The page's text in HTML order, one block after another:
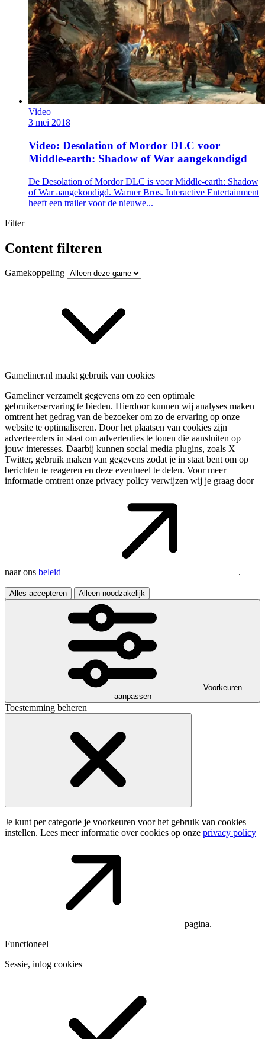
Video
3 mei 2018
Video: Desolation of Mordor DLC voor
Middle-earth: Shadow of War aangekondigd
De Desolation of Mordor DLC is voor Middle-earth: Shadow
of War aangekondigd. Warner Bros. Interactive Entertainment
heeft een trailer voor de nieuwe...
Filter
Content filteren
Gamekoppeling
Gameliner.nl maakt gebruik van cookies
Gameliner verzamelt gegevens om zo een optimale
gebruikerservaring te bieden. Hierdoor kunnen wij analyses maken
omtrent het gedrag van de bezoeker om zo de ervaring op onze
website te optimaliseren. Door het plaatsen van cookies zijn
adverteerders in staat om advertenties te tonen die aansluiten op
jouw interesses. Daarbij kunnen social media plugins, zoals X
Twitter, gebruik maken van gegevens zodat je in staat bent om op
berichten te reageren en deze eventueel te delen. Voor meer
informatie omtrent onze privacy policy verwijzen wij je graag door
naar ons beleid .
Alles accepteren Alleen noodzakelijk
Voorkeuren
aanpassen
Toestemming beheren
Je kunt per categorie je voorkeuren voor het gebruik van cookies
instellen. Lees meer informatie over cookies op onze privacy policy
pagina.
Functioneel
Sessie, inlog cookies